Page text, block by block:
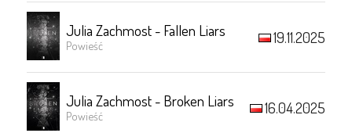
Julia Zachmost - Fallen Liars
Powieść 19.11.2025
Julia Zachmost - Broken Liars
Powieść 16.04.2025